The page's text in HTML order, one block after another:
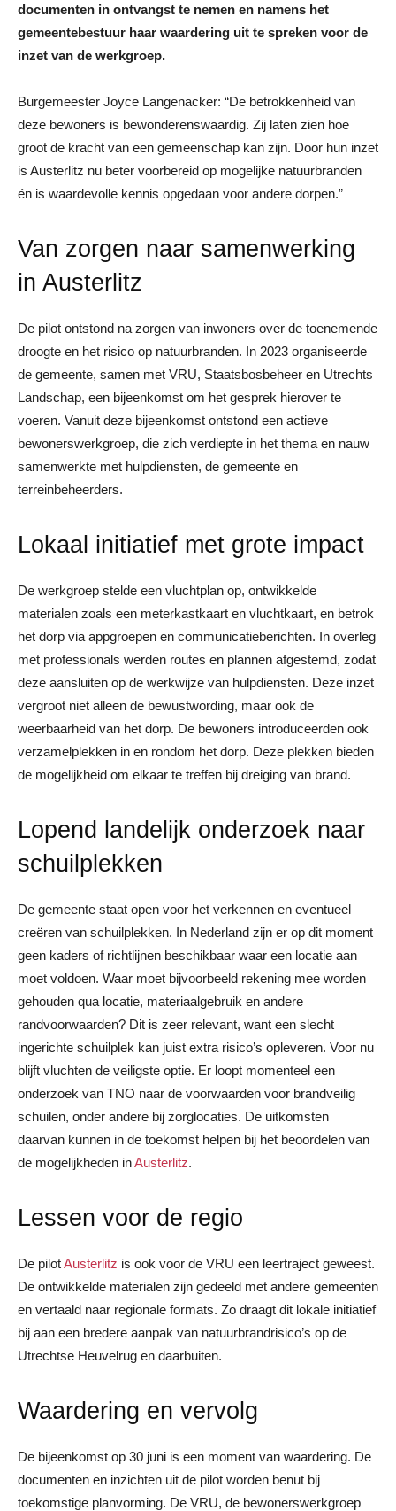
documenten in ontvangst te nemen en namens het
gemeentebestuur haar waardering uit te spreken voor de
inzet van de werkgroep.
Burgemeester Joyce Langenacker: “De betrokkenheid van
deze bewoners is bewonderenswaardig. Zij laten zien hoe
groot de kracht van een gemeenschap kan zijn. Door hun inzet
is Austerlitz nu beter voorbereid op mogelijke natuurbranden
én is waardevolle kennis opgedaan voor andere dorpen.”
Van zorgen naar samenwerking
in Austerlitz
De pilot ontstond na zorgen van inwoners over de toenemende
droogte en het risico op natuurbranden. In 2023 organiseerde
de gemeente, samen met VRU, Staatsbosbeheer en Utrechts
Landschap, een bijeenkomst om het gesprek hierover te
voeren. Vanuit deze bijeenkomst ontstond een actieve
bewonerswerkgroep, die zich verdiepte in het thema en nauw
samenwerkte met hulpdiensten, de gemeente en
terreinbeheerders.
Lokaal initiatief met grote impact
De werkgroep stelde een vluchtplan op, ontwikkelde
materialen zoals een meterkastkaart en vluchtkaart, en betrok
het dorp via appgroepen en communicatieberichten. In overleg
met professionals werden routes en plannen afgestemd, zodat
deze aansluiten op de werkwijze van hulpdiensten. Deze inzet
vergroot niet alleen de bewustwording, maar ook de
weerbaarheid van het dorp. De bewoners introduceerden ook
verzamelplekken in en rondom het dorp. Deze plekken bieden
de mogelijkheid om elkaar te treffen bij dreiging van brand.
Lopend landelijk onderzoek naar
schuilplekken
De gemeente staat open voor het verkennen en eventueel
creëren van schuilplekken. In Nederland zijn er op dit moment
geen kaders of richtlijnen beschikbaar waar een locatie aan
moet voldoen. Waar moet bijvoorbeeld rekening mee worden
gehouden qua locatie, materiaalgebruik en andere
randvoorwaarden? Dit is zeer relevant, want een slecht
ingerichte schuilplek kan juist extra risico’s opleveren. Voor nu
blijft vluchten de veiligste optie. Er loopt momenteel een
onderzoek van TNO naar de voorwaarden voor brandveilig
schuilen, onder andere bij zorglocaties. De uitkomsten
daarvan kunnen in de toekomst helpen bij het beoordelen van
de mogelijkheden inAusterlitz.
Lessen voor de regio
De pilotAusterlitz is ook voor de VRU een leertraject geweest.
De ontwikkelde materialen zijn gedeeld met andere gemeenten
en vertaald naar regionale formats. Zo draagt dit lokale initiatief
bij aan een bredere aanpak van natuurbrandrisico’s op de
Utrechtse Heuvelrug en daarbuiten.
Waardering en vervolg
De bijeenkomst op 30 juni is een moment van waardering. De
documenten en inzichten uit de pilot worden benut bij
toekomstige planvorming. De VRU, de bewonerswerkgroep